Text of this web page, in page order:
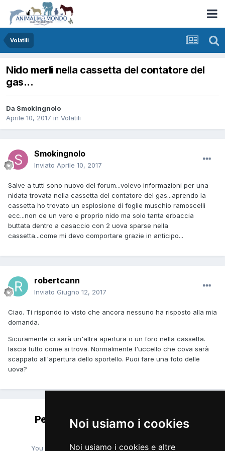
Noi usiamo i cookies
Noi usiamo i cookies e altre
Volatili
Nido merli nella cassetta del contatore del
gas...
Da Smokingnolo
Aprile 10, 2017 in Volatili
Smokingnolo
Inviato Aprile 10, 2017
Salve a tutti sono nuovo del forum...volevo informazioni per una
nidata trovata nella cassetta del contatore del gas...aprendo la
cassetta ho trovato un esplosione di foglie muschio ramoscelli
ecc...non ce un vero e proprio nido ma solo tanta erbaccia
buttata dentro a casaccio con 2 uova sparse nella
cassetta...come mi devo comportare grazie in anticipo...
robertcann
Inviato Giugno 12, 2017
Ciao. Ti rispondo io visto che ancora nessuno ha risposto alla mia
domanda.
Sicuramente ci sarà un'altra apertura o un foro nella cassetta.
lascia tutto come si trova. Normalmente l'uccello che cova sarà
scappato all'apertura dello sportello. Puoi fare una foto delle
uova?
Per favore accedi per lasciare un
commento
You will be able to leave a comment after signing in